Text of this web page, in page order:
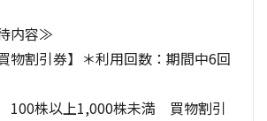
内容≫
物割引券】＊利用回数：期間中6回
株以上1,000株未満 買物割引